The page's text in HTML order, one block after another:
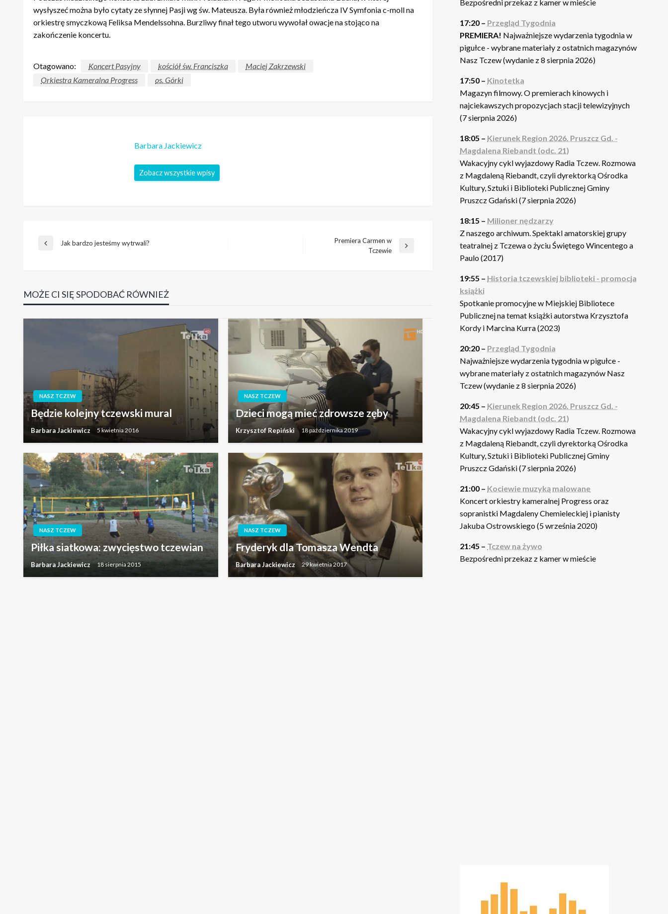
wysłyszeć można było cytaty ze słynnej Pasji wg św. Mateusza. Była również młodzieńcza IV Symfonia c-moll na
orkiestrę smyczkową Feliksa Mendelssohna. Burzliwy finał tego utworu wywołał owacje na stojąco na
zakończenie koncertu.
Otagowano: Koncert Pasyjny kościół św. Franciszka
Maciej Zakrzewski
Orkiestra Kameralna Progress
os. Górki
Barbara Jackiewicz
Zobacz wszystkie wpisy
Nawigacja
Poprzedni
Jak bardzo jesteśmy wytrwali?
Premiera Carmen w
Tczewie
MOŻE CI SIĘ SPODOBAĆ RÓWNIEŻ
NASZ TCZEW
Będzie kolejny tczewski mural
Barbara Jackiewicz 5 kwietnia 2016
NASZ TCZEW
Dzieci mogą mieć zdrowsze zęby
Krzysztof Repiński 18 października 2019
NASZ TCZEW
Piłka siatkowa: zwycięstwo tczewian
Barbara Jackiewicz 18 sierpnia 2015
NASZ TCZEW
Fryderyk dla Tomasza Wendta
Barbara Jackiewicz 29 kwietnia 2017
Bezpośredni przekaz z kamer w mieście
17:20 – Przegląd Tygodnia
PREMIERA! Najważniejsze wydarzenia tygodnia w
pigułce - wybrane materiały z ostatnich magazynów
Nasz Tczew (wydanie z 8 sierpnia 2026)
17:50 – Kinotetka
Magazyn filmowy. O premierach kinowych i
najciekawszych propozycjach stacji telewizyjnych
(7 sierpnia 2026)
18:05 – Kierunek Region 2026. Pruszcz Gd. -
Magdalena Riebandt (odc. 21)
Wakacyjny cykl wyjazdowy Radia Tczew. Rozmowa
z Magdaleną Riebandt, czyli dyrektorką Ośrodka
Kultury, Sztuki i Biblioteki Publicznej Gminy
Pruszcz Gdański (7 sierpnia 2026)
18:15 – Milioner nędzarzy
Z naszego archiwum. Spektakl amatorskiej grupy
teatralnej z Tczewa o życiu Świętego Wincentego a
Paulo (2017)
19:55 – Historia tczewskiej biblioteki - promocja
książki
Spotkanie promocyjne w Miejskiej Bibliotece
Publicznej na temat książki autorstwa Krzysztofa
Kordy i Marcina Kurra (2023)
20:20 – Przegląd Tygodnia
Najważniejsze wydarzenia tygodnia w pigułce -
wybrane materiały z ostatnich magazynów Nasz
Tczew (wydanie z 8 sierpnia 2026)
20:45 – Kierunek Region 2026. Pruszcz Gd. -
Magdalena Riebandt (odc. 21)
Wakacyjny cykl wyjazdowy Radia Tczew. Rozmowa
z Magdaleną Riebandt, czyli dyrektorką Ośrodka
Kultury, Sztuki i Biblioteki Publicznej Gminy
Pruszcz Gdański (7 sierpnia 2026)
21:00 – Kociewie muzyką malowane
Koncert orkiestry kameralnej Progress oraz
sopranistki Magdaleny Chemieleckiej i pianisty
Jakuba Ostrowskiego (5 września 2020)
21:45 – Tczew na żywo
Bezpośredni przekaz z kamer w mieście